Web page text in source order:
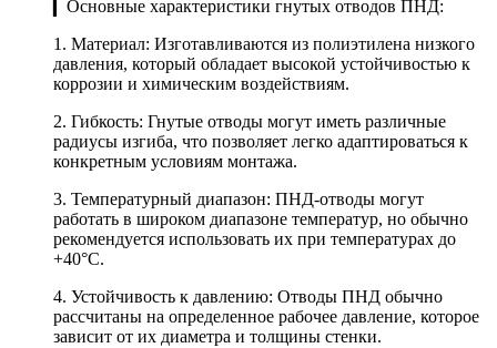
▎Основные характеристики гнутых отводов ПНД:
1. Материал: Изготавливаются из полиэтилена низкого
давления, который обладает высокой устойчивостью к
коррозии и химическим воздействиям.
2. Гибкость: Гнутые отводы могут иметь различные
радиусы изгиба, что позволяет легко адаптироваться к
конкретным условиям монтажа.
3. Температурный диапазон: ПНД-отводы могут
работать в широком диапазоне температур, но обычно
рекомендуется использовать их при температурах до
+40°C.
4. Устойчивость к давлению: Отводы ПНД обычно
рассчитаны на определенное рабочее давление, которое
зависит от их диаметра и толщины стенки.